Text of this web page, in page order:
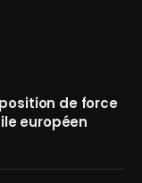
de force
européen